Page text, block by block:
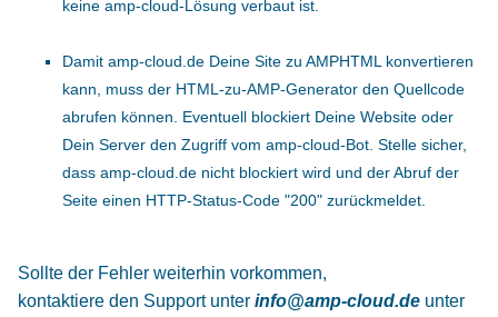
keine amp-cloud-Lösung verbaut ist.
Damit amp-cloud.de Deine Site zu AMPHTML konvertieren
kann, muss der HTML-zu-AMP-Generator den Quellcode
abrufen können. Eventuell blockiert Deine Website oder
Dein Server den Zugriff vom amp-cloud-Bot. Stelle sicher,
dass amp-cloud.de nicht blockiert wird und der Abruf der
Seite einen HTTP-Status-Code "200" zurückmeldet.
Sollte der Fehler weiterhin vorkommen,
kontaktiere den Support unter info@amp-cloud.de unter